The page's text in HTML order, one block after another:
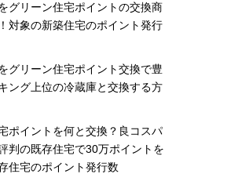
グリーン住宅ポイントの交換商
対象の新築住宅のポイント発行
グリーン住宅ポイント交換で豊
ング上位の冷蔵庫と交換する方
ポイントを何と交換？良コスパ
判の既存住宅で30万ポイントを
住宅のポイント発行数